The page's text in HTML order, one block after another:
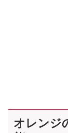
オレンジ